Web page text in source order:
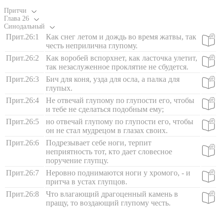
Притчи
Глава 26
Синодальный
Прит.26:1
Как снег летом и дождь во время жатвы, так
честь неприлична глупому.
Прит.26:2
Как воробей вспорхнет, как ласточка улетит,
так незаслуженное проклятие не сбудется.
Прит.26:3
Бич для коня, узда для осла, а палка для
глупых.
Прит.26:4
Не отвечай глупому по глупости его, чтобы
и тебе не сделаться подобным ему;
Прит.26:5
но отвечай глупому по глупости его, чтобы
он не стал мудрецом в глазах своих.
Прит.26:6
Подрезывает себе ноги, терпит
неприятность тот, кто дает словесное
поручение глупцу.
Прит.26:7
Неровно поднимаются ноги у хромого, - и
притча в устах глупцов.
Прит.26:8
Что влагающий драгоценный камень в
пращу, то воздающий глупому честь.